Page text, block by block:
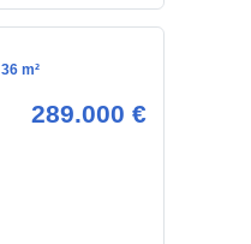
m²
289.000 €